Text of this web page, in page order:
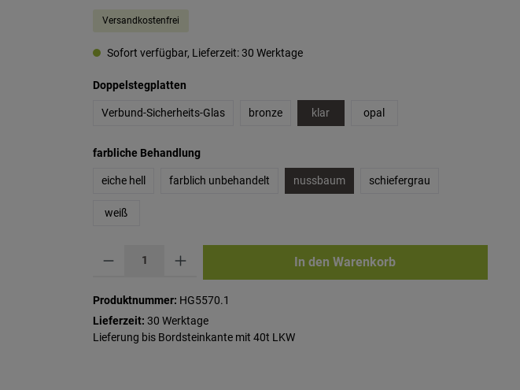
Versandkostenfrei
Sofort verfügbar, Lieferzeit: 30 Werktage
Doppelstegplattenauswählen
Verbund-Sicherheits-Glas bronze klar opal
farbliche Behandlungauswählen
eiche hell farblich unbehandelt nussbaum schiefergrau
weiß
In den Warenkorb
Produktnummer: HG5570.1
Lieferzeit: 30 Werktage
Lieferung bis Bordsteinkante mit 40t LKW